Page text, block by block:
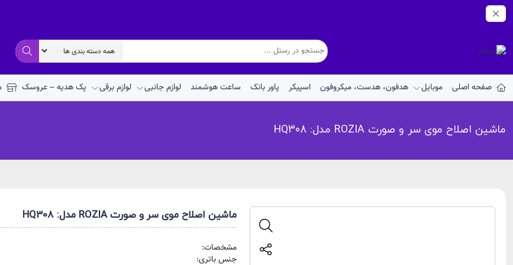
صفحه اصلی موبایل هدفون، هدست، میکروفون اسپیکر پاور بانک ساعت هوشمند لوازم جانبی لوازم برقی پک هدیه – عروسک
ماشین اصلاح موی سر و صورت ROZIA مدل: HQ308
ماشین اصلاح موی سر و صورت ROZIA مدل: HQ308
مشخصات:
جنس باتری: